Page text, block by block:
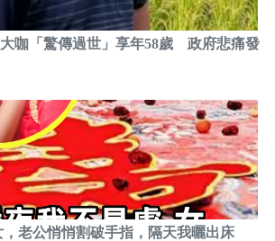
咖「驚傳過世」享年58歲 政府悲痛發
老公悄悄割破手指，隔天我曬出床